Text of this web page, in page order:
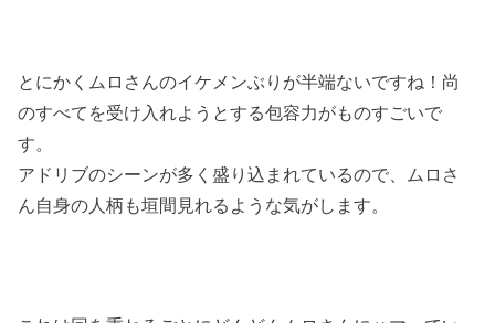
とにかくムロさんのイケメンぶりが半端ないですね！尚
のすべてを受け入れようとする包容力がものすごいで
す。
アドリブのシーンが多く盛り込まれているので、ムロさ
ん自身の人柄も垣間見れるような気がします。